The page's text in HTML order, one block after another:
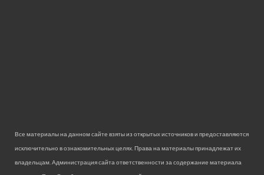
Все материалы на данном сайте взяты из открытых источников и предоставляются
исключительно в ознакомительных целях. Права на материалы принадлежат их
владельцам. Администрация сайта ответственности за содержание материала